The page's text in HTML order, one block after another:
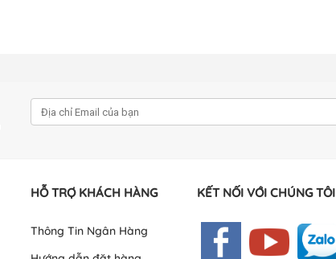
HỖ TRỢ KHÁCH HÀNG
Thông Tin Ngân Hàng
KẾT NỐI VỚI CHÚNG TÔI